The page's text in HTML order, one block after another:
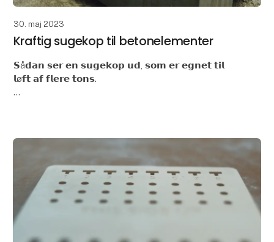
30. maj 2023
Kraftig sugekop til betonelementer
𝗦å𝗱𝗮𝗻 𝘀𝗲𝗿 𝗲𝗻 𝘀𝘂𝗴𝗲𝗸𝗼𝗽 𝘂𝗱, 𝘀𝗼𝗺 𝗲𝗿 𝗲𝗴𝗻𝗲𝘁 𝘁𝗶𝗹
𝗹ø𝗳𝘁 𝗮𝗳 𝗳𝗹𝗲𝗿𝗲 𝘁𝗼𝗻𝘀.